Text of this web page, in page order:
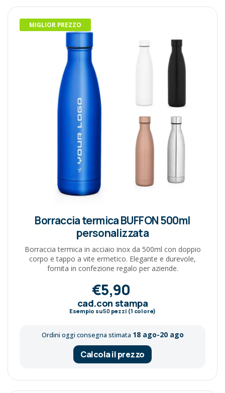
MIGLIOR PREZZO
Borraccia termica BUFFON 500ml
personalizzata
Borraccia termica in acciaio inox da 500ml con doppio
corpo e tappo a vite ermetico. Elegante e durevole,
fornita in confezione regalo per aziende.
€5,90
cad.con stampa
Esempio su50pezzi (1 colore)
Ordini oggi consegna stimata 18 ago-20 ago
Calcola il prezzo